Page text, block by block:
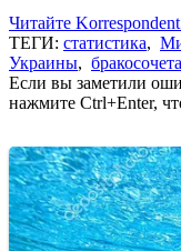
Читайте
ТЕГИ: статистика,
Украины,
Если вы заметили
нажмите Ctrl+Enter,